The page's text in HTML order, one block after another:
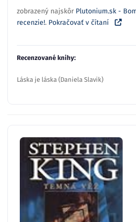
zobrazený najskôr Plutonium.sk -
recenzie!. Pokračovať v čítaní
Recenzované knihy:
Láska je láska (Daniela Slavik)